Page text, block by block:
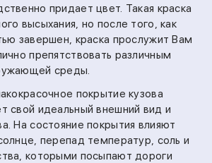
придает цвет. Такая краска
высыхания, но после того, как
завершен, краска прослужит Вам
препятствовать различным
среды.
покрытие кузова
свой идеальный внешний вид и
На состояние покрытия влияют
перепад температур, соль и
которыми посыпают дороги